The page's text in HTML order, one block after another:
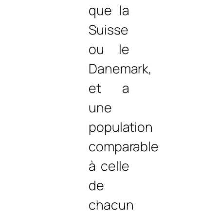
que la
Suisse
ou le
Danemark,
et a
une
population
comparable
à celle
de
chacun